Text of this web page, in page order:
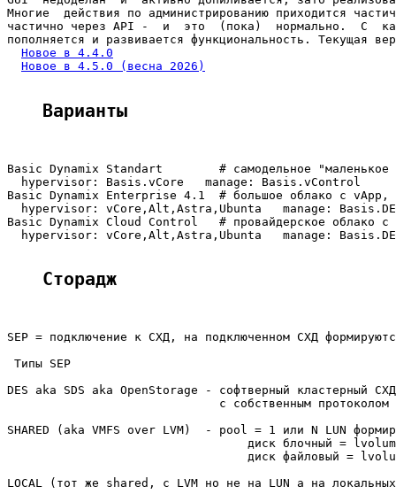
Многие  действия по администрированию приходится
частично через API -  и  это  (пока)  нормально.  С
пополняется и развивается функциональность. Текущая
Новое в 4.4.0
Новое в 4.5.0 (весна 2026)
Варианты
Basic Dynamix Standart        # самодельное "маленькое
  hypervisor: Basis.vCore   manage: Basis.vControl
Basic Dynamix Enterprise 4.1  # большое облако с vApp,
hypervisor: vCore,Alt,Astra,Ubunta   manage:
Basic Dynamix Cloud Control   # провайдерское облако
hypervisor: vCore,Alt,Astra,Ubunta   manage:
Сторадж
SEP = подключение к СХД, на подключенном СХД
Типы SEP
DES aka SDS aka OpenStorage - софтверный кластерный
с собственным протоколом
SHARED (aka VMFS over LVM)  - pool = 1 или N LUN
диск блочный =
диск файловый =
LOCAL (тот же shared, с LVM но не на LUN а на